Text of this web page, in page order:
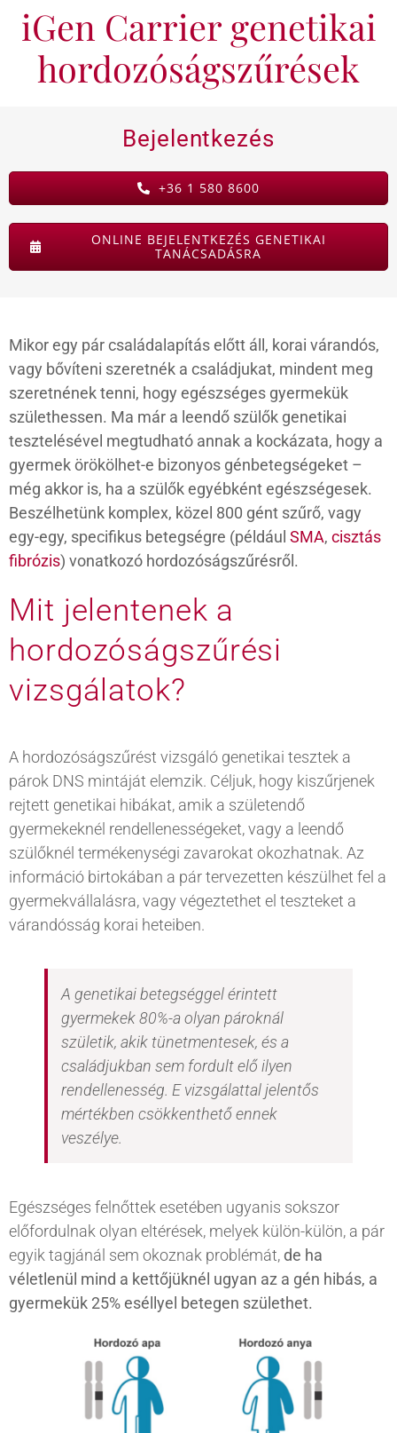
KAPCSOLAT
iGen Carrier genetikai
hordozóságszűrések
Bejelentkezés
+36 1 580 8600
ONLINE BEJELENTKEZÉS GENETIKAI
TANÁCSADÁSRA
Mikor egy pár családalapítás előtt áll, korai várandós,
vagy bővíteni szeretnék a családjukat, mindent meg
szeretnének tenni, hogy egészséges gyermekük
születhessen. Ma már a leendő szülők genetikai
tesztelésével megtudható annak a kockázata, hogy a
gyermek örökölhet-e bizonyos génbetegségeket –
még akkor is, ha a szülők egyébként egészségesek.
Beszélhetünk komplex, közel 800 gént szűrő, vagy
egy-egy, specifikus betegségre (például SMA, cisztás
fibrózis) vonatkozó hordozóságszűrésről.
Mit jelentenek a
hordozóságszűrési
vizsgálatok?
A hordozóságszűrést vizsgáló genetikai tesztek a
párok DNS mintáját elemzik. Céljuk, hogy kiszűrjenek
rejtett genetikai hibákat, amik a születendő
gyermekeknél rendellenességeket, vagy a leendő
szülőknél termékenységi zavarokat okozhatnak. Az
információ birtokában a pár tervezetten készülhet fel a
gyermekvállalásra, vagy végeztethet el teszteket a
várandósság korai heteiben.
A genetikai betegséggel érintett
gyermekek 80%-a olyan pároknál
születik, akik tünetmentesek, és a
családjukban sem fordult elő ilyen
rendellenesség. E vizsgálattal jelentős
mértékben csökkenthető ennek
veszélye.
Egészséges felnőttek esetében ugyanis sokszor
előfordulnak olyan eltérések, melyek külön-külön, a pár
egyik tagjánál sem okoznak problémát, de ha
véletlenül mind a kettőjüknél ugyan az a gén hibás, a
gyermekük 25% eséllyel betegen születhet.